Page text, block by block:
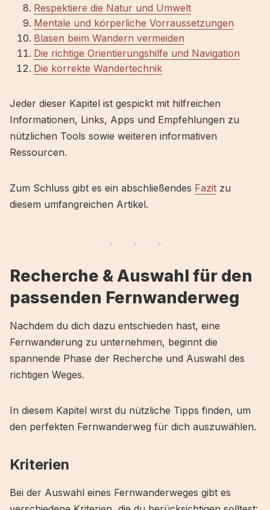
Respektiere die Natur und Umwelt
Mentale und körperliche Vorraussetzungen
Blasen beim Wandern vermeiden
Die richtige Orientierungshilfe und Navigation
Die korrekte Wandertechnik
Jeder dieser Kapitel ist gespickt mit hilfreichen
Informationen, Links, Apps und Empfehlungen zu
nützlichen Tools sowie weiteren informativen
Ressourcen.
Zum Schluss gibt es ein abschließendes Fazit zu
diesem umfangreichen Artikel.
Recherche & Auswahl für den
passenden Fernwanderweg
Nachdem du dich dazu entschieden hast, eine
Fernwanderung zu unternehmen, beginnt die
spannende Phase der Recherche und Auswahl des
richtigen Weges.
In diesem Kapitel wirst du nützliche Tipps finden, um
den perfekten Fernwanderweg für dich auszuwählen.
Kriterien
Bei der Auswahl eines Fernwanderweges gibt es